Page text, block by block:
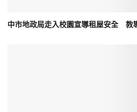
中市地政局走入校園宣導租屋安全 教